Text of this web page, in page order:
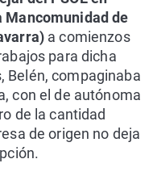
de
a comienzos
para dicha
Belén, compaginaba
con el de autónoma
de la cantidad
de origen no deja